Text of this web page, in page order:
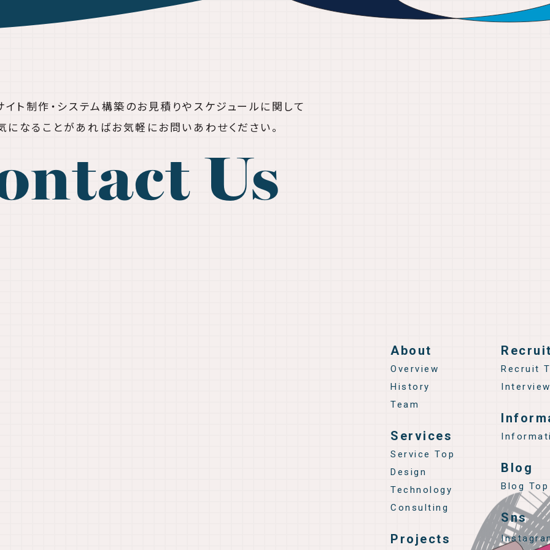
イト制作・システム構築の お見積りやスケジュールに関して
になることがあればお気軽にお問いあわせください。
Us
About
Overview
History
Team
Services
Service Top
Design
Technology
Consulting
Projects
Recruit
Blog
Blog Top
Sns